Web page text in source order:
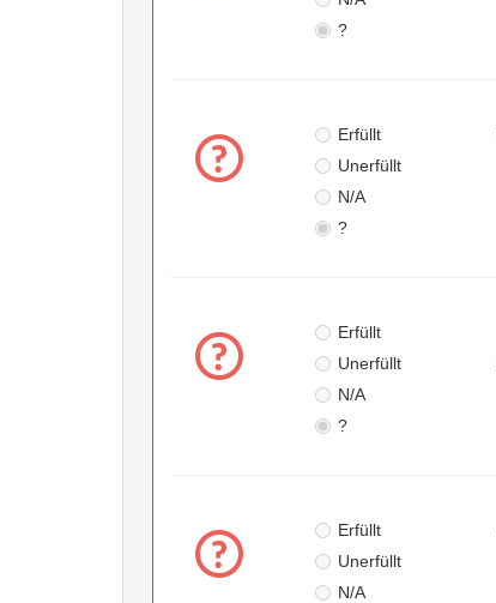
?
Erfüllt
Unerfüllt
N/A
?
Erfüllt
Unerfüllt
N/A
?
Erfüllt
Unerfüllt
N/A